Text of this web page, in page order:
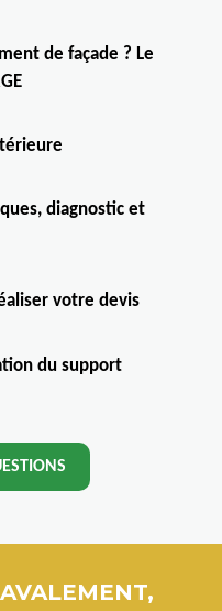
de façade ? Le
diagnostic et
votre devis
du support